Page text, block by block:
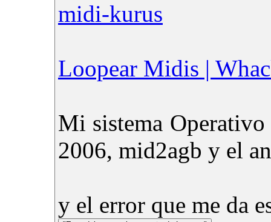
midi-kurus
Loopear Midis |
Mi sistema
2006, mid2agb y el
y el error que me da